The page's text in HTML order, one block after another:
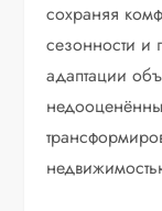
сохраняя
сезонности и
адаптации